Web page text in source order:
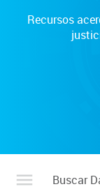
Recursos